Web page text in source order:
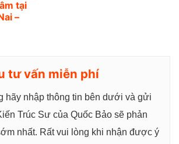
tại
–
tư vấn miễn phí
hãy nhập thông tin bên dưới và gửi
Trúc Sư của Quốc Bảo sẽ phản
nhất. Rất vui lòng khi nhận được ý